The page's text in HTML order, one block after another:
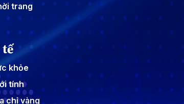
trang
tế
khỏe
tính
chỉ vàng